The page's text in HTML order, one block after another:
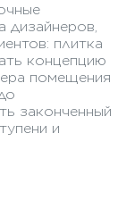
дизайнеров,
плитка
концепцию
помещения
законченный
и